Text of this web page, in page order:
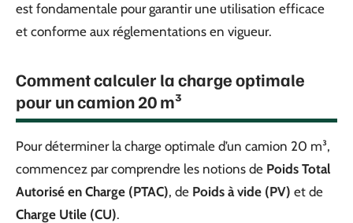
est fondamentale pour garantir une utilisation efficace
et conforme aux réglementations en vigueur.
Comment calculer la charge optimale
pour un camion 20 m³
Pour déterminer la charge optimale d’un camion 20 m³,
commencez par comprendre les notions de Poids Total
Autorisé en Charge (PTAC), de Poids à vide (PV) et de
Charge Utile (CU).